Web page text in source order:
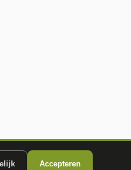
Accepteren